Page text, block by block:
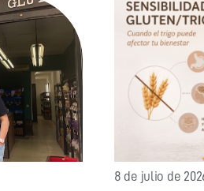
8 de julio de